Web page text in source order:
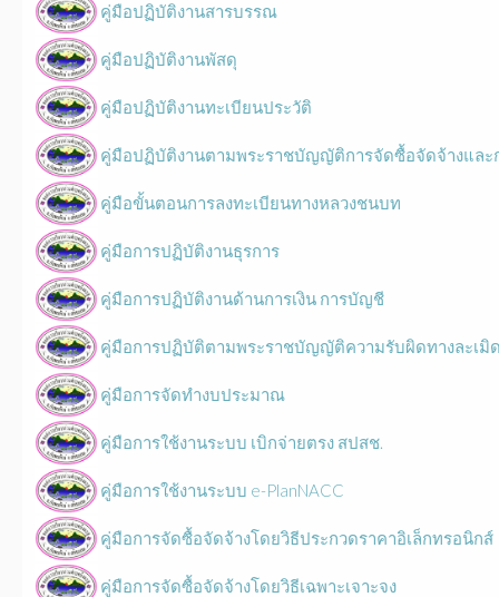
คู่มือปฏิบัติงานสารบรรณ
คู่มือปฏิบัติงานพัสดุ
คู่มือปฏิบัติงานทะเบียนประวัติ
คู่มือปฏิบัติงานตามพระราชบัญญัติการจัดซื้อจัดจ้างและ
คู่มือขั้นตอนการลงทะเบียนทางหลวงชนบท
คู่มือการปฏิบัติงานธุรการ
คู่มือการปฏิบัติงานด้านการเงิน การบัญชี
คู่มือการปฏิบัติตามพระราชบัญญัติความรับผิดทางละเมิ
คู่มือการจัดทำงบประมาณ
คู่มือการใช้งานระบบ เบิกจ่ายตรง สปสช.
คู่มือการใช้งานระบบ e-PlanNACC
คู่มือการจัดซื้อจัดจ้างโดยวิธีประกวดราคาอิเล็กทรอนิกส์
คู่มือการจัดซื้อจัดจ้างโดยวิธีเฉพาะเจาะจง